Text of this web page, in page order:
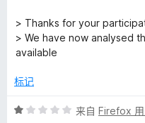
/
5
> Thanks for your
> We have now analysed
available
标记
评
来自 Firefox